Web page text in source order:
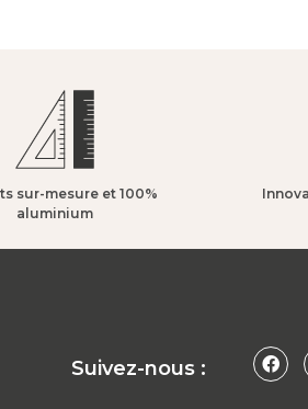
sur-mesure et 100%
aluminium​
Suivez-nous :